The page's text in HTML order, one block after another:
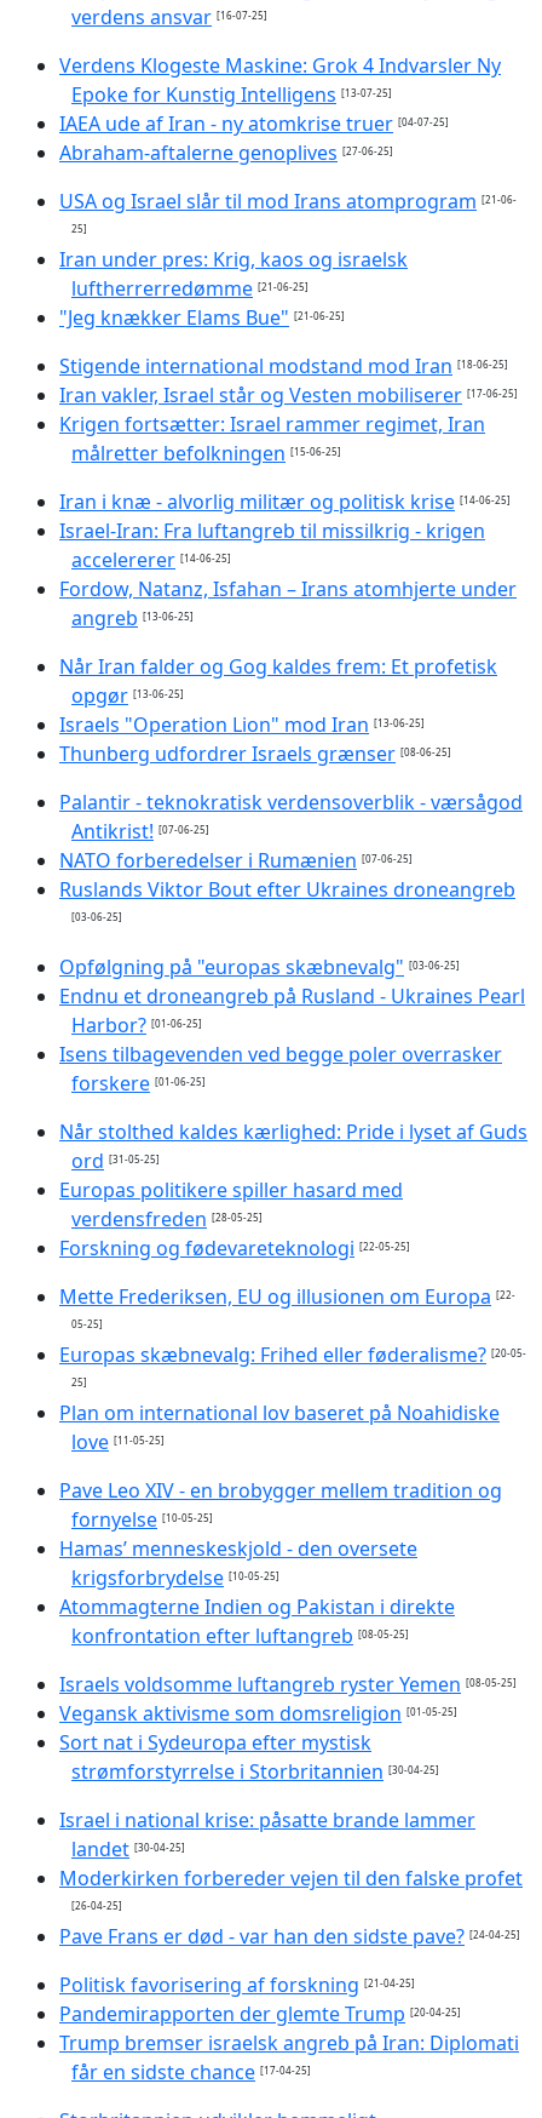
verdens ansvar [16-07-25]
Verdens Klogeste Maskine: Grok 4 Indvarsler Ny
Epoke for Kunstig Intelligens [13-07-25]
IAEA ude af Iran - ny atomkrise truer [04-07-25]
Abraham-aftalerne genoplives [27-06-25]
USA og Israel slår til mod Irans atomprogram [21-06-
25]
Iran under pres: Krig, kaos og israelsk
luftherrerredømme [21-06-25]
"Jeg knækker Elams Bue" [21-06-25]
Stigende international modstand mod Iran [18-06-25]
Iran vakler, Israel står og Vesten mobiliserer [17-06-25]
Krigen fortsætter: Israel rammer regimet, Iran
målretter befolkningen [15-06-25]
Iran i knæ - alvorlig militær og politisk krise [14-06-25]
Israel-Iran: Fra luftangreb til missilkrig - krigen
accelererer [14-06-25]
Fordow, Natanz, Isfahan – Irans atomhjerte under
angreb [13-06-25]
Når Iran falder og Gog kaldes frem: Et profetisk
opgør [13-06-25]
Israels "Operation Lion" mod Iran [13-06-25]
Thunberg udfordrer Israels grænser [08-06-25]
Palantir - teknokratisk verdensoverblik - værsågod
Antikrist! [07-06-25]
NATO forberedelser i Rumænien [07-06-25]
Ruslands Viktor Bout efter Ukraines droneangreb
[03-06-25]
Opfølgning på "europas skæbnevalg" [03-06-25]
Endnu et droneangreb på Rusland - Ukraines Pearl
Harbor? [01-06-25]
Isens tilbagevenden ved begge poler overrasker
forskere [01-06-25]
Når stolthed kaldes kærlighed: Pride i lyset af Guds
ord [31-05-25]
Europas politikere spiller hasard med
verdensfreden [28-05-25]
Forskning og fødevareteknologi [22-05-25]
Mette Frederiksen, EU og illusionen om Europa [22-
05-25]
Europas skæbnevalg: Frihed eller føderalisme? [20-05-
25]
Plan om international lov baseret på Noahidiske
love [11-05-25]
Pave Leo XIV - en brobygger mellem tradition og
fornyelse [10-05-25]
Hamas’ menneskeskjold - den oversete
krigsforbrydelse [10-05-25]
Atommagterne Indien og Pakistan i direkte
konfrontation efter luftangreb [08-05-25]
Israels voldsomme luftangreb ryster Yemen [08-05-25]
Vegansk aktivisme som domsreligion [01-05-25]
Sort nat i Sydeuropa efter mystisk
strømforstyrrelse i Storbritannien [30-04-25]
Israel i national krise: påsatte brande lammer
landet [30-04-25]
Moderkirken forbereder vejen til den falske profet
[26-04-25]
Pave Frans er død - var han den sidste pave? [24-04-25]
Politisk favorisering af forskning [21-04-25]
Pandemirapporten der glemte Trump [20-04-25]
Trump bremser israelsk angreb på Iran: Diplomati
får en sidste chance [17-04-25]